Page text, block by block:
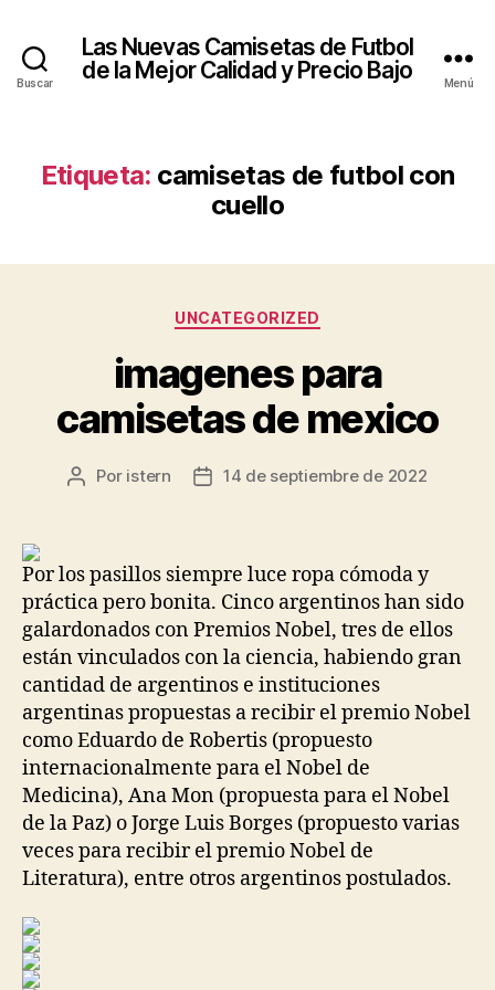
Buscar
Las Nuevas Camisetas de Futbol
de la Mejor Calidad y Precio Bajo
Menú
Etiqueta: camisetas de futbol con
cuello
Categorías
UNCATEGORIZED
imagenes para
camisetas de mexico
Autor
Por istern
Fecha14 de septiembre de 2022
Por los pasillos siempre luce ropa cómoda y
práctica pero bonita. Cinco argentinos han sido
galardonados con Premios Nobel, tres de ellos
están vinculados con la ciencia, habiendo gran
cantidad de argentinos e instituciones
argentinas propuestas a recibir el premio Nobel
como Eduardo de Robertis (propuesto
internacionalmente para el Nobel de
Medicina), Ana Mon (propuesta para el Nobel
de la Paz) o Jorge Luis Borges (propuesto varias
veces para recibir el premio Nobel de
Literatura), entre otros argentinos postulados.